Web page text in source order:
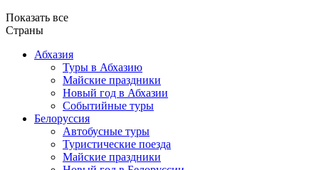
Показать все
Страны
Абхазия
Туры в Абхазию
Майские праздники
Новый год в Абхазии
Событийные туры
Белоруссия
Автобусные туры
Туристические поезда
Майские праздники